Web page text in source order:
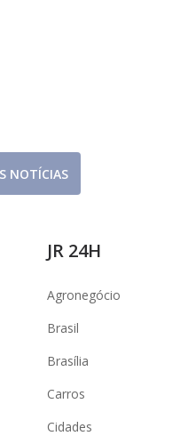
NOTÍCIAS
JR 24H
Agronegócio
Brasil
Brasília
Carros
Cidades